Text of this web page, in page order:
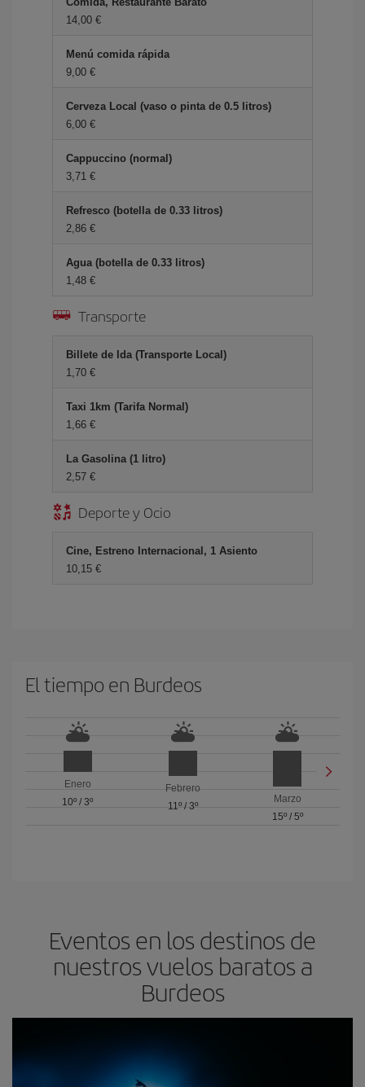
14,00 €
Menú comida rápida
9,00 €
Cerveza Local (vaso o pinta de 0.5 litros)
6,00 €
Cappuccino (normal)
3,71 €
Refresco (botella de 0.33 litros)
2,86 €
Agua (botella de 0.33 litros)
1,48 €
Transporte
Billete de Ida (Transporte Local)
1,70 €
Taxi 1km (Tarifa Normal)
1,66 €
La Gasolina (1 litro)
2,57 €
Deporte y Ocio
Cine, Estreno Internacional, 1 Asiento
10,15 €
El tiempo en Burdeos
Enero
10º /3º
Febrero
11º/ 3º
Marzo
15º/ 5º
Eventos en los destinos de
nuestros vuelos baratos a
Burdeos